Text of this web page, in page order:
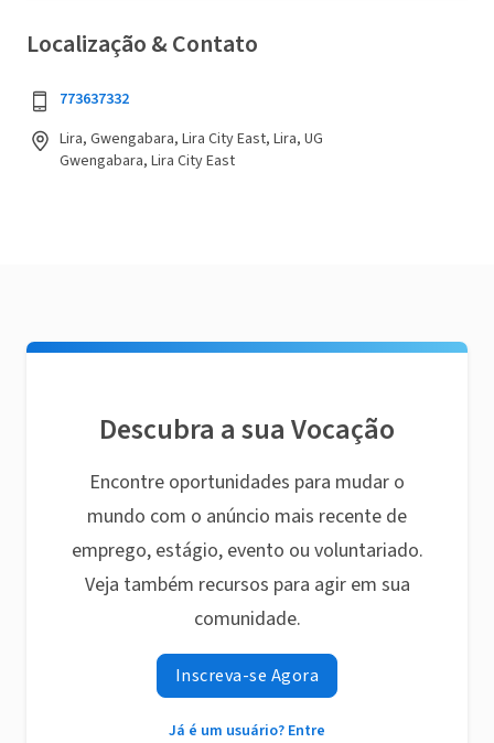
Localização & Contato
773637332
Lira, Gwengabara, Lira City East, Lira, UG
Gwengabara, Lira City East
Descubra a sua Vocação
Encontre oportunidades para mudar o
mundo com o anúncio mais recente de
emprego, estágio, evento ou voluntariado.
Veja também recursos para agir em sua
comunidade.
Inscreva-se Agora
Já é um usuário? Entre